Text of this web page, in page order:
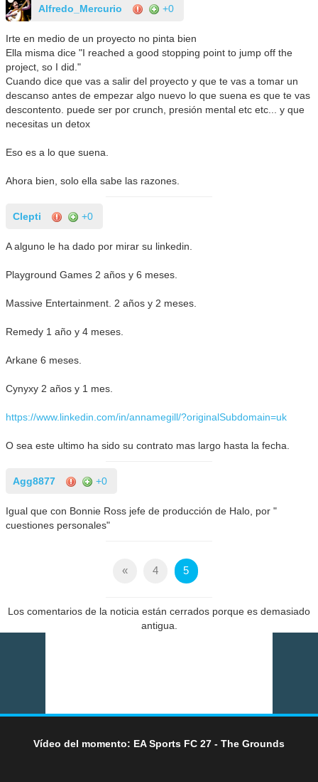
Alfredo_Mercurio +0
Irte en medio de un proyecto no pinta bien
Ella misma dice "I reached a good stopping point to jump off the
project, so I did."
Cuando dice que vas a salir del proyecto y que te vas a tomar un
descanso antes de empezar algo nuevo lo que suena es que te vas
descontento. puede ser por crunch, presión mental etc etc... y que
necesitas un detox
Eso es a lo que suena.
Ahora bien, solo ella sabe las razones.
Clepti +0
A alguno le ha dado por mirar su linkedin.
Playground Games 2 años y 6 meses.
Massive Entertainment. 2 años y 2 meses.
Remedy 1 año y 4 meses.
Arkane 6 meses.
Cynyxy 2 años y 1 mes.
https://www.linkedin.com/in/annamegill/?originalSubdomain=uk
O sea este ultimo ha sido su contrato mas largo hasta la fecha.
Agg8877 +0
Igual que con Bonnie Ross jefe de producción de Halo, por "
cuestiones personales"
« 4 5
Los comentarios de la noticia están cerrados porque es demasiado
antigua.
Vídeo del momento: EA Sports FC 27 - The Grounds